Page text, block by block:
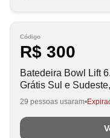
Código
R$ 300
Batedeira Bowl Lift
Grátis Sul e
29 pessoas usaram